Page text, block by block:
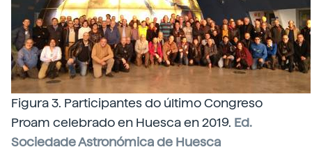
Figura 3. Participantes do último Congreso
Proam celebrado en Huesca en 2019. Ed.
Sociedade Astronómica de Huesca